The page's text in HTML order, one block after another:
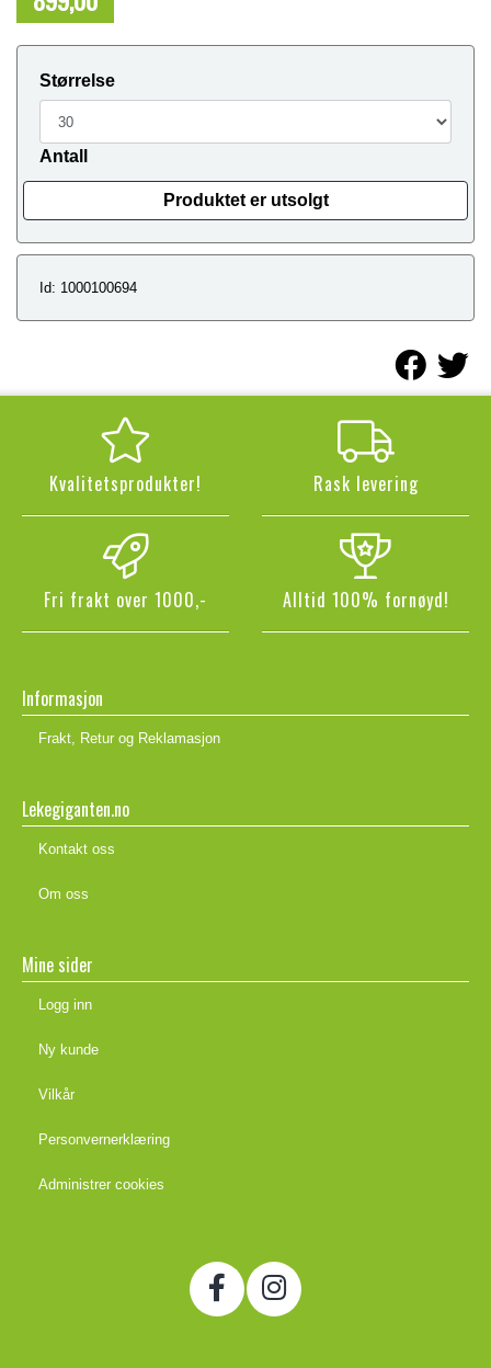
Størrelse
Antall
Produktet er utsolgt
Id: 1000100694
Kvalitetsprodukter! Rask levering
Fri frakt over 1000,- Alltid 100% fornøyd!
Informasjon
Frakt, Retur og Reklamasjon
Lekegiganten.no
Kontakt oss
Om oss
Mine sider
Logg inn
Ny kunde
Vilkår
Personvernerklæring
Administrer cookies